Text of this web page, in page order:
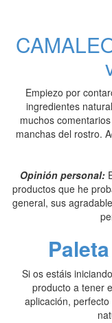
Empiezo por
ingredientes
muchos
manchas del rostro.
Opinión personal:
productos que he
general, sus
Si os estáis
producto a tener
aplicación,